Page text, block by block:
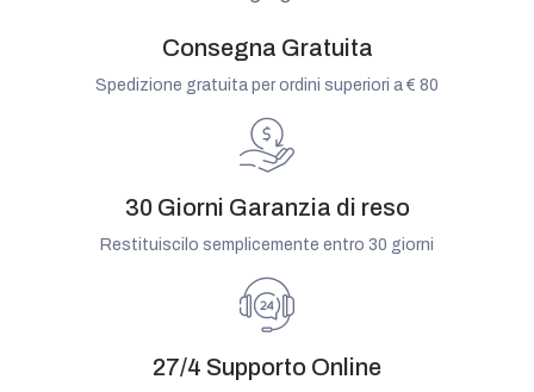
Consegna Gratuita
Spedizione gratuita per ordini superiori a € 80
30 Giorni Garanzia di reso
Restituiscilo semplicemente entro 30 giorni
27/4 Supporto Online